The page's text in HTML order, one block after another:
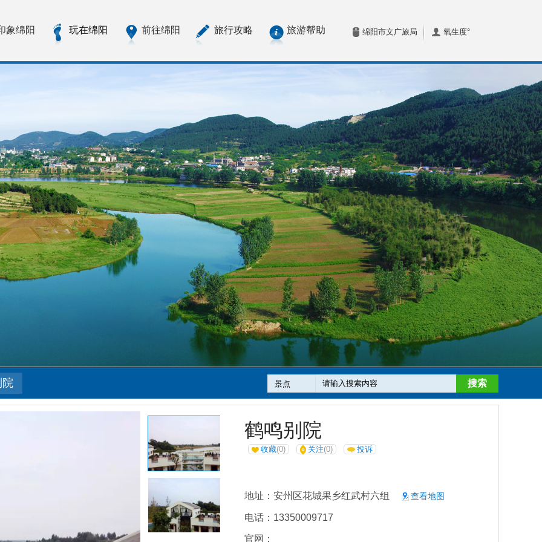
象绵阳 玩在绵阳 前往绵阳 旅行攻略 旅游帮助 绵阳市文广旅局 氧生度°
院 搜索
鹤鸣别院
收藏(0) 关注(0) 投诉
地址：安州区花城果乡红武村六组 查看地图
电话：13350009717
官网：